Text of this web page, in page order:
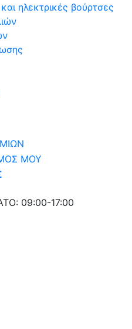
ηλεκτρικές βούρτσες
ΜΟΥ
09:00-17:00